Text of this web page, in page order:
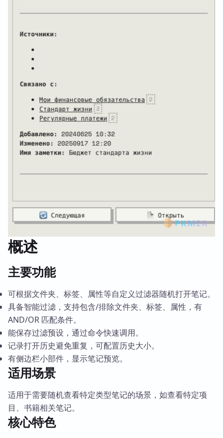
概述
主要功能
可根据文件夹、标签、属性等自定义过滤器随机打开笔记。
具备智能过滤，支持包含/排除文件夹、标签、属性，有
AND/OR 匹配条件。
能保存过滤预设，通过命令快速调用。
记录打开历史避免重复，可配置历史大小。
有侧边栏小部件，显示笔记预览。
适用场景
适用于需要随机查看特定类型笔记的场景，如查看特定项
目、书籍相关笔记。
核心特色